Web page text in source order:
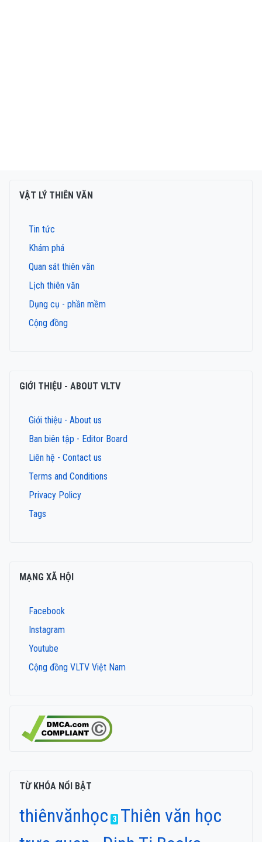
VẬT LÝ THIÊN VĂN
Tin tức
Khám phá
Quan sát thiên văn
Lịch thiên văn
Dụng cụ - phần mềm
Cộng đồng
GIỚI THIỆU - ABOUT VLTV
Giới thiệu - About us
Ban biên tập - Editor Board
Liên hệ - Contact us
Terms and Conditions
Privacy Policy
Tags
MẠNG XÃ HỘI
Facebook
Instagram
Youtube
Cộng đồng VLTV Việt Nam
TỪ KHÓA NỔI BẬT
thiênvănhọc 3 Thiên văn học